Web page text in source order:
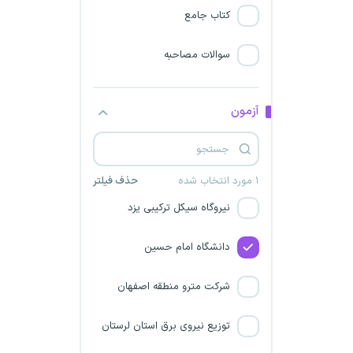
کتاب جامع
سوالات مصاحبه
آزمون
۱ مورد انتخاب شده حذف فیلتر
شرکت معراج گستر ماهشهر
شرکت قند چناران
کنکور فرهنگیان
بانک توسعه تعاون
نیروگاه سیکل ترکیبی یزد
دانشگاه امام حسین
شرکت مترو منطقه اصفهان
توزیع نیروی برق استان لرستان